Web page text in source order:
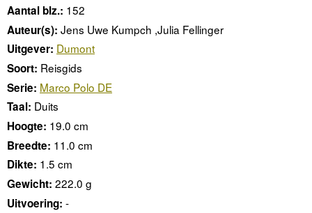
Aantal blz.: 152
Auteur(s): Jens Uwe Kumpch ,Julia Fellinger
Uitgever: Dumont
Soort: Reisgids
Serie: Marco Polo DE
Taal: Duits
Hoogte: 19.0 cm
Breedte: 11.0 cm
Dikte: 1.5 cm
Gewicht: 222.0 g
Uitvoering: -